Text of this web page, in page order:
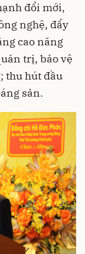
đổi mới,
nghệ, đẩy
cao năng
trị, bảo vệ
thu hút đầu
sản.